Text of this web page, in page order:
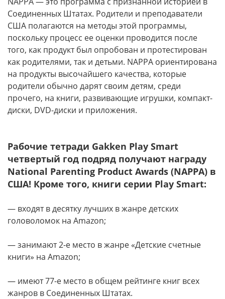
Соединенных Штатах. Родители и преподаватели
США полагаются на методы этой программы,
поскольку процесс ее оценки проводится после
того, как продукт был опробован и протестирован
как родителями, так и детьми. NAPPA ориентирована
на продукты высочайшего качества, которые
родители обычно дарят своим детям, среди
прочего, на книги, развивающие игрушки, компакт-
диски, DVD-диски и приложения.
Рабочие тетради Gakken Play Smart
четвертый год подряд получают награду
National Parenting Product Awards (NAPPA) в
США! Кроме того, книги серии Play Smart:
— входят в десятку лучших в жанре детских
головоломок на Amazon;
— занимают 2-е место в жанре «Детские счетные
книги» на Amazon;
— имеют 77-е место в общем рейтинге книг всех
жанров в Соединенных Штатах.